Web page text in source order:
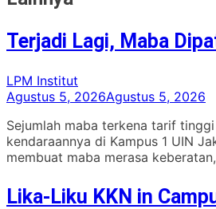
Terjadi Lagi, Maba
LPM Institut
Agustus 5, 2026Agustus 5, 2026
Sejumlah maba terkena tarif
kendaraannya di Kampus 1 UIN
membuat maba merasa
Lika-Liku KKN in